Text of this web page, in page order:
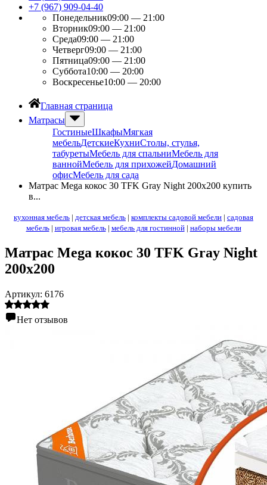
+7 (967) 909-04-40
Понедельник09:00 — 21:00
Вторник09:00 — 21:00
Среда09:00 — 21:00
Четверг09:00 — 21:00
Пятница09:00 — 21:00
Суббота10:00 — 20:00
Воскресенье10:00 — 20:00
Главная страница
Матрасы
ГостиныеШкафыМягкая
мебельДетскиеКухниСтолы, стулья,
табуретыМебель для спальниМебель для
ваннойМебель для прихожейДомашний
офисМебель для сада
Матрас Mega кокос 30 TFK Gray Night 200х200 купить
в...
кухонная мебель | детская мебель | комплекты садовой мебели | садовая
мебель| игровая мебель| мебель для гостинной| наборы мебели
Матрас Mega кокос 30 TFK Gray Night
200х200
Артикул: 6176
Нет отзывов